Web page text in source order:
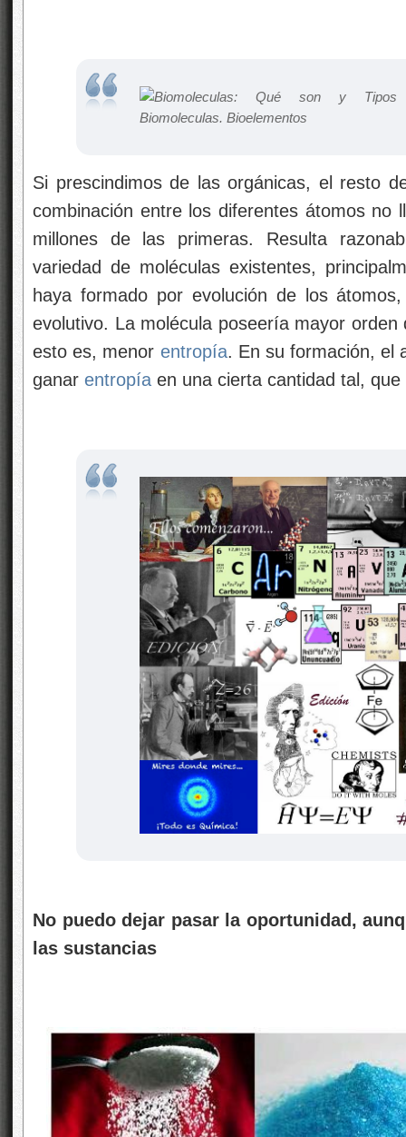
Si prescindimos de las orgánicas, el resto
combinación entre los diferentes átomos no
millones de las primeras. Resulta
variedad de moléculas existentes,
haya formado por evolución de los
evolutivo. La molécula poseería mayor
esto es, menor entropía. En su formación, el
ganar entropía en una cierta cantidad tal,
No puedo dejar pasar la oportunidad,
las sustancias